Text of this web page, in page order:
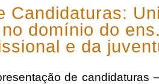
Candidaturas:
domínio do
e da
de candidaturas